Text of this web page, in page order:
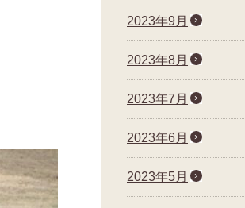
2023年9月
2023年8月
2023年7月
2023年6月
2023年5月